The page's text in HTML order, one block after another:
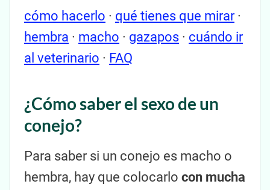
cómo hacerlo · qué tienes que mirar·
hembra · macho · gazapos · cuándo ir
al veterinario · FAQ
¿Cómo saber el sexo de un
conejo?
Para saber si un conejo es macho o
hembra, hay que colocarlo con mucha